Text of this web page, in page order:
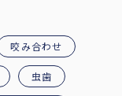
咬み合わせ
虫歯